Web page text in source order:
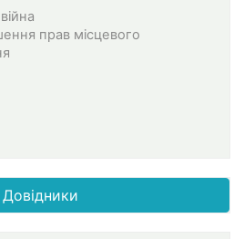
прав місцевого
Довідники